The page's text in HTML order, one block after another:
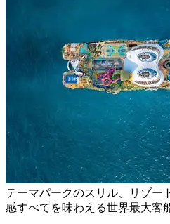
テーマパークのスリル、リゾー
感すべてを味わえる世界最大客